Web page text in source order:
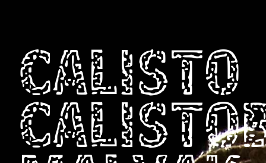
CALISTO